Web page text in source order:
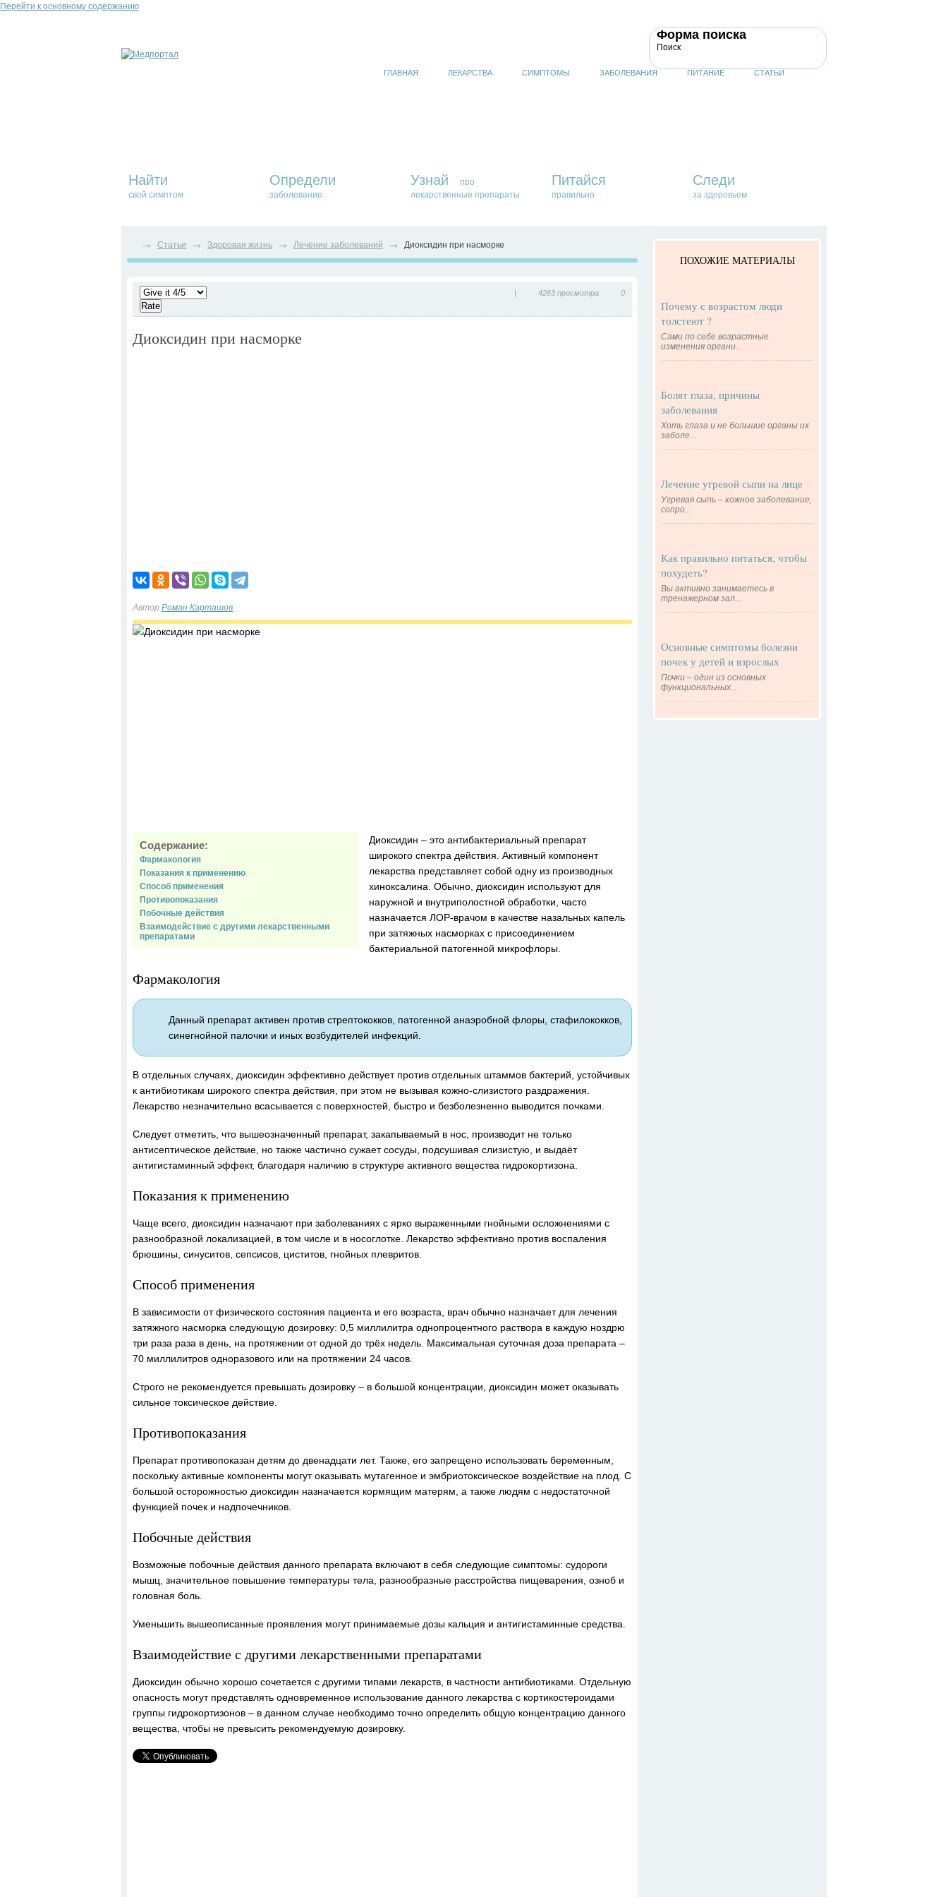
Перейти к основному содержанию
Форма поиска
Поиск
ГЛАВНАЯ ЛЕКАРСТВА СИМПТОМЫ ЗАБОЛЕВАНИЯ ПИТАНИЕ СТАТЬИ
Найти
свой симптом
Определи
заболевание
Узнай
про
лекарственные препараты
Питайся
правильно
Следи
за здоровьем
→ Статьи → Здоровая жизнь → Лечение заболеваний → Диоксидин при насморке
| 4263 просмотра 0
Диоксидин при насморке
Автор Роман Карташов
Содержание:
Фармакология
Показания к применению
Способ применения
Противопоказания
Побочные действия
Взаимодействие с другими лекарственными
препаратами
Диоксидин – это антибактериальный препарат
широкого спектра действия. Активный компонент
лекарства представляет собой одну из производных
хиноксалина. Обычно, диоксидин используют для
наружной и внутриполостной обработки, часто
назначается ЛОР-врачом в качестве назальных капель
при затяжных насморках с присоединением
бактериальной патогенной микрофлоры.
Фармакология
Данный препарат активен против стрептококков, патогенной анаэробной флоры, стафилококков,
синегнойной палочки и иных возбудителей инфекций.
В отдельных случаях, диоксидин эффективно действует против отдельных штаммов бактерий, устойчивых
к антибиотикам широкого спектра действия, при этом не вызывая кожно-слизистого раздражения.
Лекарство незначительно всасывается с поверхностей, быстро и безболезненно выводится почками.
Следует отметить, что вышеозначенный препарат, закапываемый в нос, производит не только
антисептическое действие, но также частично сужает сосуды, подсушивая слизистую, и выдаёт
антигистаминный эффект, благодаря наличию в структуре активного вещества гидрокортизона.
Показания к применению
Чаще всего, диоксидин назначают при заболеваниях с ярко выраженными гнойными осложнениями с
разнообразной локализацией, в том числе и в носоглотке. Лекарство эффективно против воспаления
брюшины, синуситов, сепсисов, циститов, гнойных плевритов.
Способ применения
В зависимости от физического состояния пациента и его возраста, врач обычно назначает для лечения
затяжного насморка следующую дозировку: 0,5 миллилитра однопроцентного раствора в каждую ноздрю
три раза раза в день, на протяжении от одной до трёх недель. Максимальная суточная доза препарата –
70 миллилитров одноразового или на протяжении 24 часов.
Строго не рекомендуется превышать дозировку – в большой концентрации, диоксидин может оказывать
сильное токсическое действие.
Противопоказания
Препарат противопоказан детям до двенадцати лет. Также, его запрещено использовать беременным,
поскольку активные компоненты могут оказывать мутагенное и эмбриотоксическое воздействие на плод. С
большой осторожностью диоксидин назначается кормящим матерям, а также людям с недостаточной
функцией почек и надпочечников.
Побочные действия
Возможные побочные действия данного препарата включают в себя следующие симптомы: судороги
мышц, значительное повышение температуры тела, разнообразные расстройства пищеварения, озноб и
головная боль.
Уменьшить вышеописанные проявления могут принимаемые дозы кальция и антигистаминные средства.
Взаимодействие с другими лекарственными препаратами
Диоксидин обычно хорошо сочетается с другими типами лекарств, в частности антибиотиками. Отдельную
опасность могут представлять одновременное использование данного лекарства с кортикостероидами
группы гидрокортизонов – в данном случае необходимо точно определить общую концентрацию данного
вещества, чтобы не превысить рекомендуемую дозировку.
ПОХОЖИЕ МАТЕРИАЛЫ
Почему с возрастом люди
толстеют ?
Сами по себе возрастные
изменения органи...
Болят глаза, причины
заболевания
Хоть глаза и не большие органы их
заболе...
Лечение угревой сыпи на лице
Угревая сыпь – кожное заболевание,
сопро...
Как правильно питаться, чтобы
похудеть?
Вы активно занимаетесь в
тренажерном зал...
Основные симптомы болезни
почек у детей и взрослых
Почки – один из основных
функциональных...